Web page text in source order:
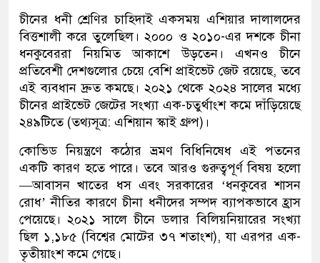
চীনের ধনী শ্রেণির চাহিদাই একসময় এশিয়ার দালালদের
বিত্তশালী করে তুলেছিল। ২০০০ ও ২০১০-এর দশকে চীনা
ধনকুবেররা নিয়মিত আকাশে উড়তেন। এখনও চীনে
প্রতিবেশী দেশগুলোর চেয়ে বেশি প্রাইভেট জেট রয়েছে, তবে
এই ব্যবধান দ্রুত কমছে। ২০২১ থেকে ২০২৪ সালের মধ্যে
চীনের প্রাইভেট জেটের সংখ্যা এক-চতুর্থাংশ কমে দাঁড়িয়েছে
২৪৯টিতে (তথ্যসূত্র: এশিয়ান স্কাই গ্রুপ)।
কোভিড নিয়ন্ত্রণে কঠোর ভ্রমণ বিধিনিষেধ এই পতনের
একটি কারণ হতে পারে। তবে আরও গুরুত্বপূর্ণ বিষয় হলো
—আবাসন খাতের ধস এবং সরকারের ‘ধনকুবের শাসন
রোধ’ নীতির কারণে চীনা ধনীদের সম্পদ ব্যাপকভাবে হ্রাস
পেয়েছে। ২০২১ সালে চীনে ডলার বিলিয়নিয়ারের সংখ্যা
ছিল ১,১৮৫ (বিশ্বের মোটের ৩৭ শতাংশ), যা এরপর এক-
তৃতীয়াংশ কমে গেছে।